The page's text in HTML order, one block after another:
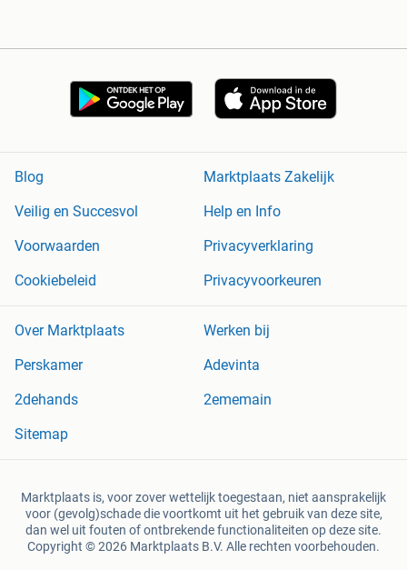
Blog
Marktplaats Zakelijk
Veilig en Succesvol
Help en Info
Voorwaarden
Privacyverklaring
Cookiebeleid
Privacyvoorkeuren
Over Marktplaats
Werken bij
Perskamer
Adevinta
2dehands
2ememain
Sitemap
Marktplaats is, voor zover wettelijk toegestaan, niet aansprakelijk
voor (gevolg)schade die voortkomt uit het gebruik van deze site,
dan wel uit fouten of ontbrekende functionaliteiten op deze site.
Copyright © 2026 Marktplaats B.V. Alle rechten voorbehouden.